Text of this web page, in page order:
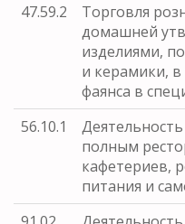
47.59.2
Торговля
домашней
изделиями,
и керамики,
фаянса в
56.10.1
полным
кафетериев,
питания и